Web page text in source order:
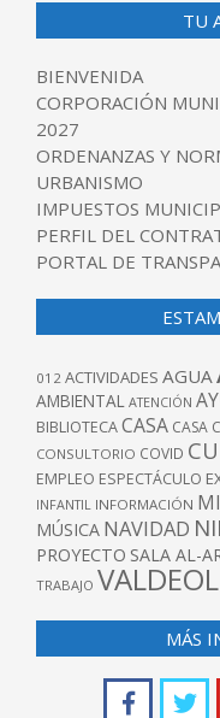
TU
BIENVENIDA
CORPORACIÓN
2027
ORDENANZAS Y
URBANISMO
IMPUESTOS
PERFIL DEL
PORTAL DE
012 ACTIVIDADES AGUA
AMBIENTAL ATENCIÓN
BIBLIOTECACASA CASA
CONSULTORIO COVID
EMPLEO ESPECTÁCULO
INFANTIL INFORMACIÓN
MÚSICA NAVIDAD
PROYECTO SALA AL-
TRABAJO
MÁS